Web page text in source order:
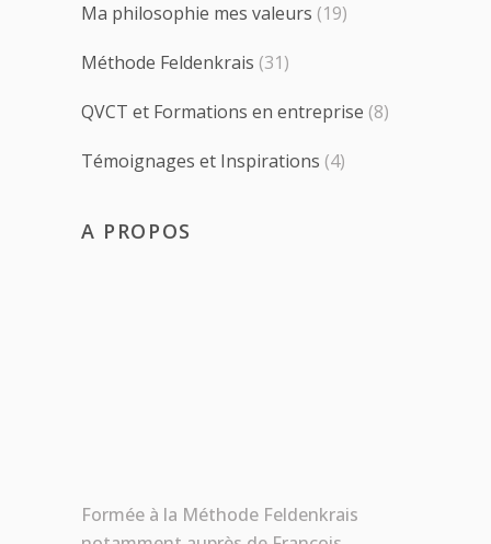
Ma philosophie mes valeurs (19)
Méthode Feldenkrais (31)
QVCT et Formations en entreprise (8)
Témoignages et Inspirations (4)
A PROPOS
Formée à la Méthode Feldenkrais